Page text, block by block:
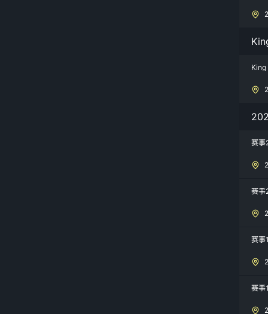
赛事
赛事
赛事
赛事